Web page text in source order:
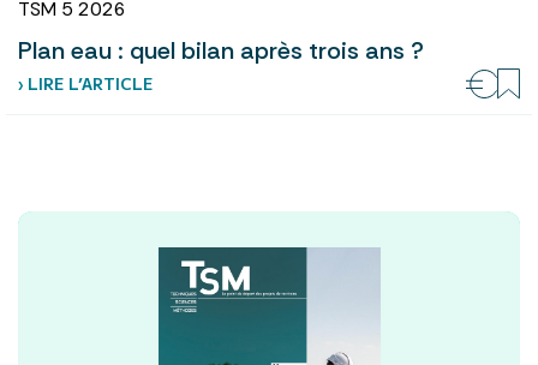
TSM 5 2026
Plan eau : quel bilan après trois ans ?
› LIRE L’ARTICLE